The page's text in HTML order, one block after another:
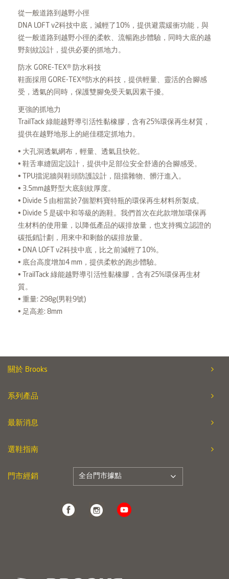
從一般道路到越野小徑
DNA LOFT v2科技中底，減輕了10%，提供避震緩衝功能，與
從一般道路到越野小徑的柔軟、流暢跑步體驗，同時大底的越
野刻紋設計，提供必要的抓地力。
防水 GORE-TEX® 防水科技
鞋面採用 GORE-TEX®防水的科技，提供輕量、靈活的合腳感
受，透氣的同時，保護雙腳免受天氣因素干擾。
更強的抓地力
TrailTack 綠能越野導引活性黏橡膠，含有25%環保再生材質，
提供在越野地形上的絕佳穩定抓地力。
• 大孔洞透氣網布，輕量、透氣且快乾。
• 鞋舌車縫固定設計，提供中足部位安全舒適的合腳感受。
• TPU擋泥牆與鞋頭防護設計，阻擋雜物、髒汙進入。
• 3.5mm越野型大底刻紋厚度。
• Divide 5 由相當於7個塑料寶特瓶的環保再生材料所製成。
• Divide 5 是碳中和等級的跑鞋。我們首次在此款增加環保再
生材料的使用量，以降低產品的碳排放量，也支持獨立認證的
碳抵銷計劃，用來中和剩餘的碳排放量。
• DNA LOFT v2科技中底，比之前減輕了10%。
• 底台高度增加4 mm，提供柔軟的跑步體驗。
• TrailTack 綠能越野導引活性黏橡膠，含有25%環保再生材
質。
• 重量: 298g(男鞋9號)
• 足高差: 8mm
關於 Brooks
系列產品
最新消息
選鞋指南
門市經銷 全台門市據點